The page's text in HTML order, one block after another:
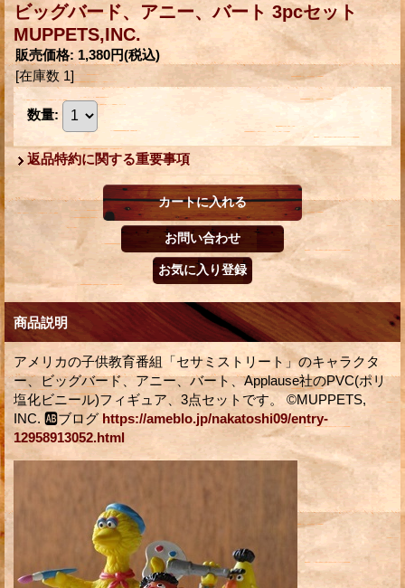
ビッグバード、アニー、バート 3pcセット
MUPPETS,INC.
販売価格: 1,380円(税込)
[在庫数 1]
数量:
返品特約に関する重要事項
商品説明
アメリカの子供教育番組「セサミストリート」のキャラクタ
ー、ビッグバード、アニー、バート、Applause社のPVC(ポリ
塩化ビニール)フィギュア、3点セットです。 ©MUPPETS,
INC. 🆎ブログhttps://ameblo.jp/nakatoshi09/entry-
12958913052.html